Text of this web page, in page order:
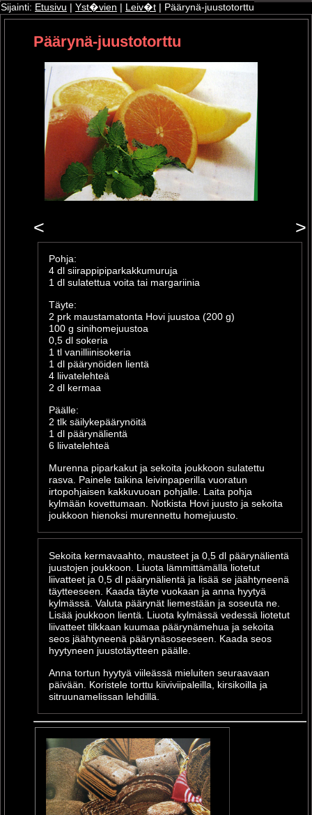
Sijainti: Etusivu Yst�vien Leiv�t | Päärynä-juustotorttu
Päärynä-juustotorttu
< >
Pohja:
4 dl siirappipiparkakkumuruja
1 dl sulatettua voita tai margariinia
Täyte:
2 prk maustamatonta Hovi juustoa (200 g)
100 g sinihomejuustoa
0,5 dl sokeria
1 tl vanilliinisokeria
1 dl päärynöiden lientä
4 liivatelehteä
2 dl kermaa
Päälle:
2 tlk säilykepäärynöitä
1 dl päärynälientä
6 liivatelehteä
Murenna piparkakut ja sekoita joukkoon sulatettu
rasva. Painele taikina leivinpaperilla vuoratun
irtopohjaisen kakkuvuoan pohjalle. Laita pohja
kylmään kovettumaan. Notkista Hovi juusto ja sekoita
joukkoon hienoksi murennettu homejuusto.
Sekoita kermavaahto, mausteet ja 0,5 dl päärynälientä
juustojen joukkoon. Liuota lämmittämällä liotetut
liivatteet ja 0,5 dl päärynälientä ja lisää se jäähtyneenä
täytteeseen. Kaada täyte vuokaan ja anna hyytyä
kylmässä. Valuta päärynät liemestään ja soseuta ne.
Lisää joukkoon lientä. Liuota kylmässä vedessä liotetut
liivatteet tilkkaan kuumaa päärynämehua ja sekoita
seos jäähtyneenä päärynäsoseeseen. Kaada seos
hyytyneen juustotäytteen päälle.
Anna tortun hyytyä viileässä mieluiten seuraavaan
päivään. Koristele torttu kiiviviipaleilla, kirsikoilla ja
sitruunamelissan lehdillä.